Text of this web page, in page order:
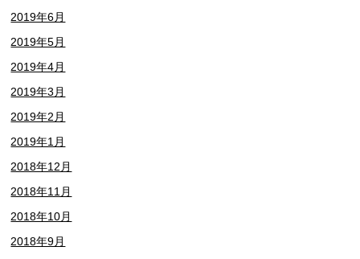
2019年6月
2019年5月
2019年4月
2019年3月
2019年2月
2019年1月
2018年12月
2018年11月
2018年10月
2018年9月